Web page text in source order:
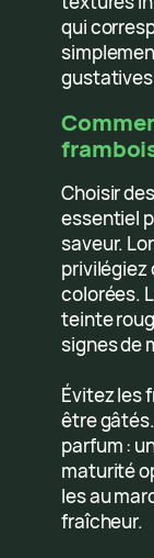
qui
gustatives
Choisir
essentiel
saveur.
privilégiez
colorées.
teinte
signes de
Évitez les
être
parfum :
maturité
les au
fraîcheur.